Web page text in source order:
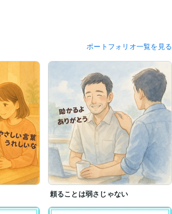
ポートフォリオ一覧を見る
頼ることは弱さじゃない